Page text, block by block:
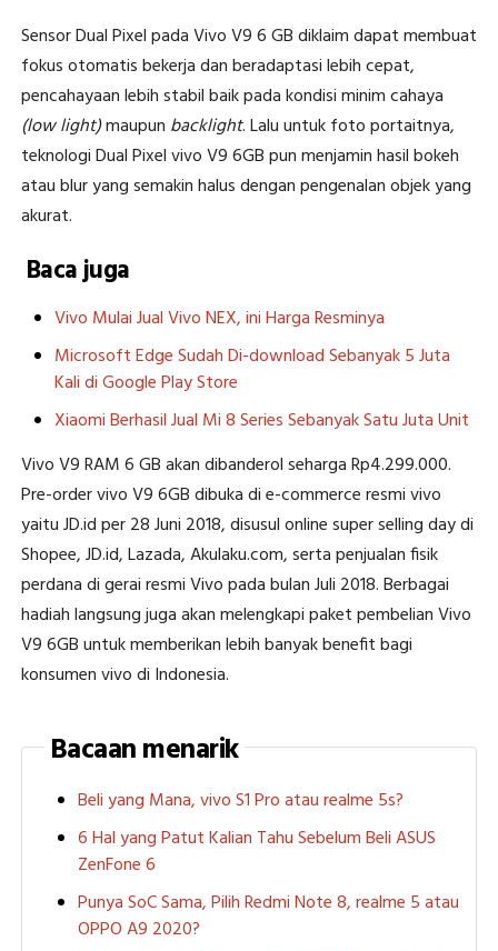
Sensor Dual Pixel pada Vivo V9 6 GB diklaim dapat membuat
fokus otomatis bekerja dan beradaptasi lebih cepat,
pencahayaan lebih stabil baik pada kondisi minim cahaya
(low light)maupun backlight. Lalu untuk foto portaitnya,
teknologi Dual Pixel vivo V9 6GB pun menjamin hasil bokeh
atau blur yang semakin halus dengan pengenalan objek yang
akurat.
Baca juga
Vivo Mulai Jual Vivo NEX, ini Harga Resminya
Microsoft Edge Sudah Di-download Sebanyak 5 Juta
Kali di Google Play Store
Xiaomi Berhasil Jual Mi 8 Series Sebanyak Satu Juta Unit
Vivo V9 RAM 6 GB akan dibanderol seharga Rp4.299.000.
Pre-order vivo V9 6GB dibuka di e-commerce resmi vivo
yaitu JD.id per 28 Juni 2018, disusul online super selling day di
Shopee, JD.id, Lazada, Akulaku.com, serta penjualan fisik
perdana di gerai resmi Vivo pada bulan Juli 2018. Berbagai
hadiah langsung juga akan melengkapi paket pembelian Vivo
V9 6GB untuk memberikan lebih banyak benefit bagi
konsumen vivo di Indonesia.
Bacaan menarik
Beli yang Mana, vivo S1 Pro atau realme 5s?
6 Hal yang Patut Kalian Tahu Sebelum Beli ASUS
ZenFone 6
Punya SoC Sama, Pilih Redmi Note 8, realme 5 atau
OPPO A9 2020?